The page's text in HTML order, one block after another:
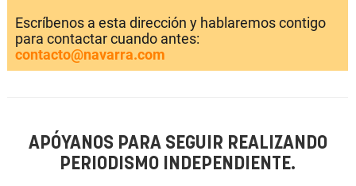
Escríbenos a esta dirección y hablaremos contigo
para contactar cuando antes:
contacto@navarra.com
APÓYANOS PARA SEGUIR REALIZANDO
PERIODISMO INDEPENDIENTE.